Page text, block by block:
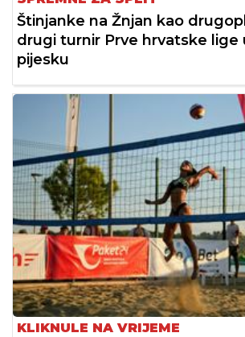
Štinjanke na Žnjan kao
drugi turnir Prve hrvatske lige
pijesku
KLIKNULE NA VRIJEME